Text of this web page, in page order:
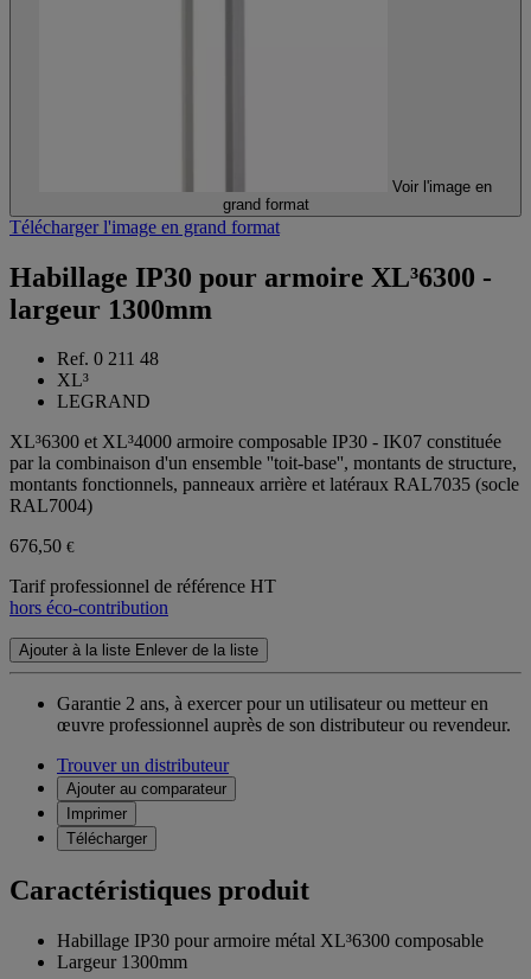
Voir l'image en
grand format
Télécharger l'image en grand format
Habillage IP30 pour armoire XL³6300 -
largeur 1300mm
Ref. 0 211 48
XL³
LEGRAND
XL³6300 et XL³4000 armoire composable IP30 - IK07 constituée
par la combinaison d'un ensemble ''toit-base'', montants de structure,
montants fonctionnels, panneaux arrière et latéraux RAL7035 (socle
RAL7004)
676,50 €
Tarif professionnel de référence HT
hors éco-contribution
Ajouter à la liste Enlever de la liste
Garantie 2 ans, à exercer pour un utilisateur ou metteur en
œuvre professionnel auprès de son distributeur ou revendeur.
Trouver un distributeur
Ajouter au comparateur
Imprimer
Télécharger
Caractéristiques produit
Habillage IP30 pour armoire métal XL³6300 composable
Largeur 1300mm